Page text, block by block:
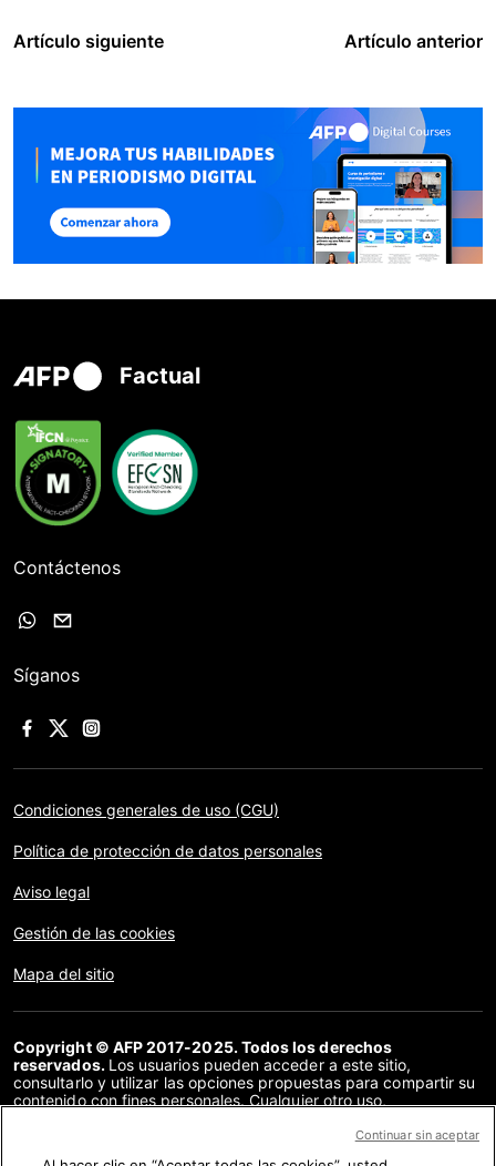
Artículo siguiente Artículo anterior
Factual
Contáctenos
Síganos
Condiciones generales de uso (CGU)
Política de protección de datos personales
Aviso legal
Gestión de las cookies
Mapa del sitio
Copyright © AFP 2017-2025. Todos los derechos
reservados. Los usuarios pueden acceder a este sitio,
consultarlo y utilizar las opciones propuestas para compartir su
contenido con fines personales. Cualquier otro uso,
distribución del contenido de este sitio, en su totalidad o en
Continuar sin aceptar